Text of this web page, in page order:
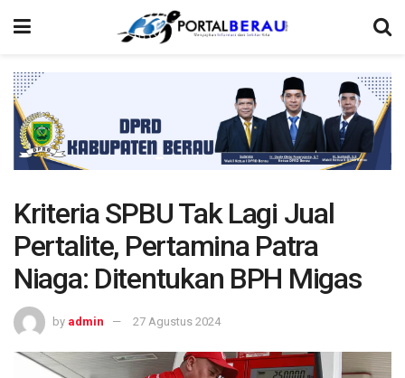
Kriteria SPBU Tak Lagi Jual
Pertalite, Pertamina Patra
Niaga: Ditentukan BPH Migas
by admin 27 Agustus 2024